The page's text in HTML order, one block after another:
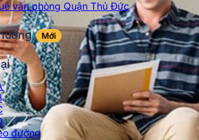
văn phòng Quận Thủ Đức
Mới
đường